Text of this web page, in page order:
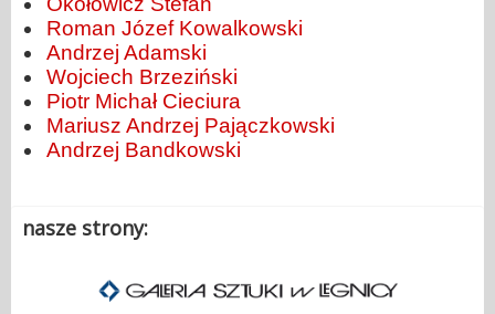
Roman Józef Kowalkowski
Andrzej Adamski
Wojciech Brzeziński
Piotr Michał Cieciura
Mariusz Andrzej Pajączkowski
Andrzej Bandkowski
nasze strony: